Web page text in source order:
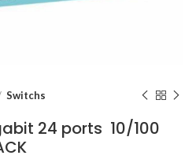
Switchs
24 ports 10/100